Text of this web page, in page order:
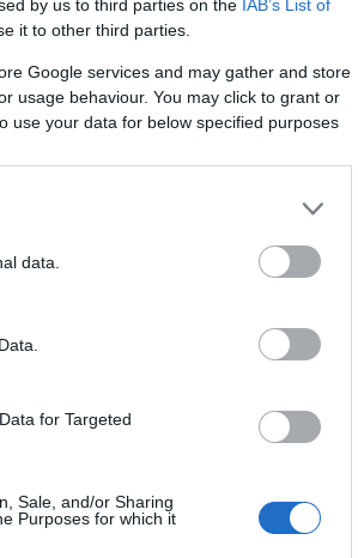
by us to third parties on the IAB’s List of
it to other third parties.
Google services and may gather and store
usage behaviour. You may click to grant or
use your data for below specified purposes
data.
for Targeted
Sale, and/or Sharing
Purposes for which it
del nostro
tender,
via della
Mario
Paolo